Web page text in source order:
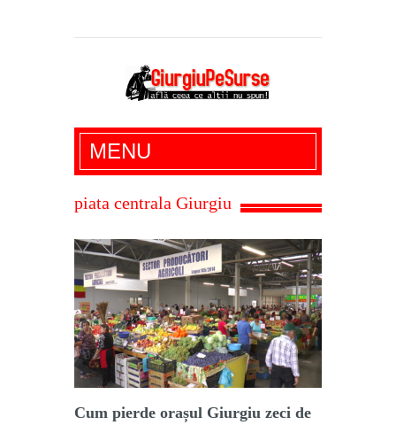
Giurgiu Pe Surse – actualitate giurgiu,
administratie giurgiu, stiri politice, social
economic, editoriale giurgiu, dezvaluiri,
MENU
piata centrala Giurgiu
Cum pierde orașul Giurgiu zeci de